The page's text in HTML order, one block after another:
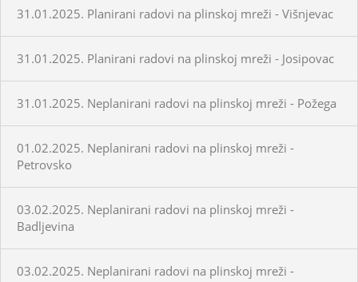
31.01.2025. Planirani radovi na plinskoj mreži - Višnjevac
31.01.2025. Planirani radovi na plinskoj mreži - Josipovac
31.01.2025. Neplanirani radovi na plinskoj mreži - Požega
01.02.2025. Neplanirani radovi na plinskoj mreži -
Petrovsko
03.02.2025. Neplanirani radovi na plinskoj mreži -
Badljevina
03.02.2025. Neplanirani radovi na plinskoj mreži -